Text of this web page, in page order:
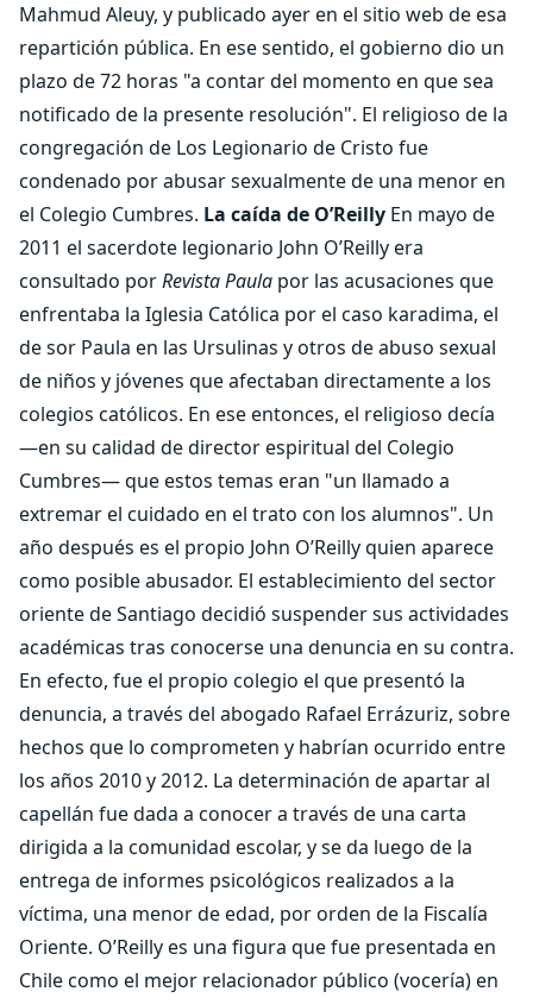
Mahmud Aleuy, y publicado ayer en el sitio web de esa
repartición pública. En ese sentido, el gobierno dio un
plazo de 72 horas "a contar del momento en que sea
notificado de la presente resolución". El religioso de la
congregación de Los Legionario de Cristo fue
condenado por abusar sexualmente de una menor en
el Colegio Cumbres. La caída de O’Reilly En mayo de
2011 el sacerdote legionario John O’Reilly era
consultado porRevista Paula por las acusaciones que
enfrentaba la Iglesia Católica por el caso karadima, el
de sor Paula en las Ursulinas y otros de abuso sexual
de niños y jóvenes que afectaban directamente a los
colegios católicos. En ese entonces, el religioso decía
—en su calidad de director espiritual del Colegio
Cumbres— que estos temas eran "un llamado a
extremar el cuidado en el trato con los alumnos". Un
año después es el propio John O’Reilly quien aparece
como posible abusador. El establecimiento del sector
oriente de Santiago decidió suspender sus actividades
académicas tras conocerse una denuncia en su contra.
En efecto, fue el propio colegio el que presentó la
denuncia, a través del abogado Rafael Errázuriz, sobre
hechos que lo comprometen y habrían ocurrido entre
los años 2010 y 2012. La determinación de apartar al
capellán fue dada a conocer a través de una carta
dirigida a la comunidad escolar, y se da luego de la
entrega de informes psicológicos realizados a la
víctima, una menor de edad, por orden de la Fiscalía
Oriente. O’Reilly es una figura que fue presentada en
Chile como el mejor relacionador público (vocería) en